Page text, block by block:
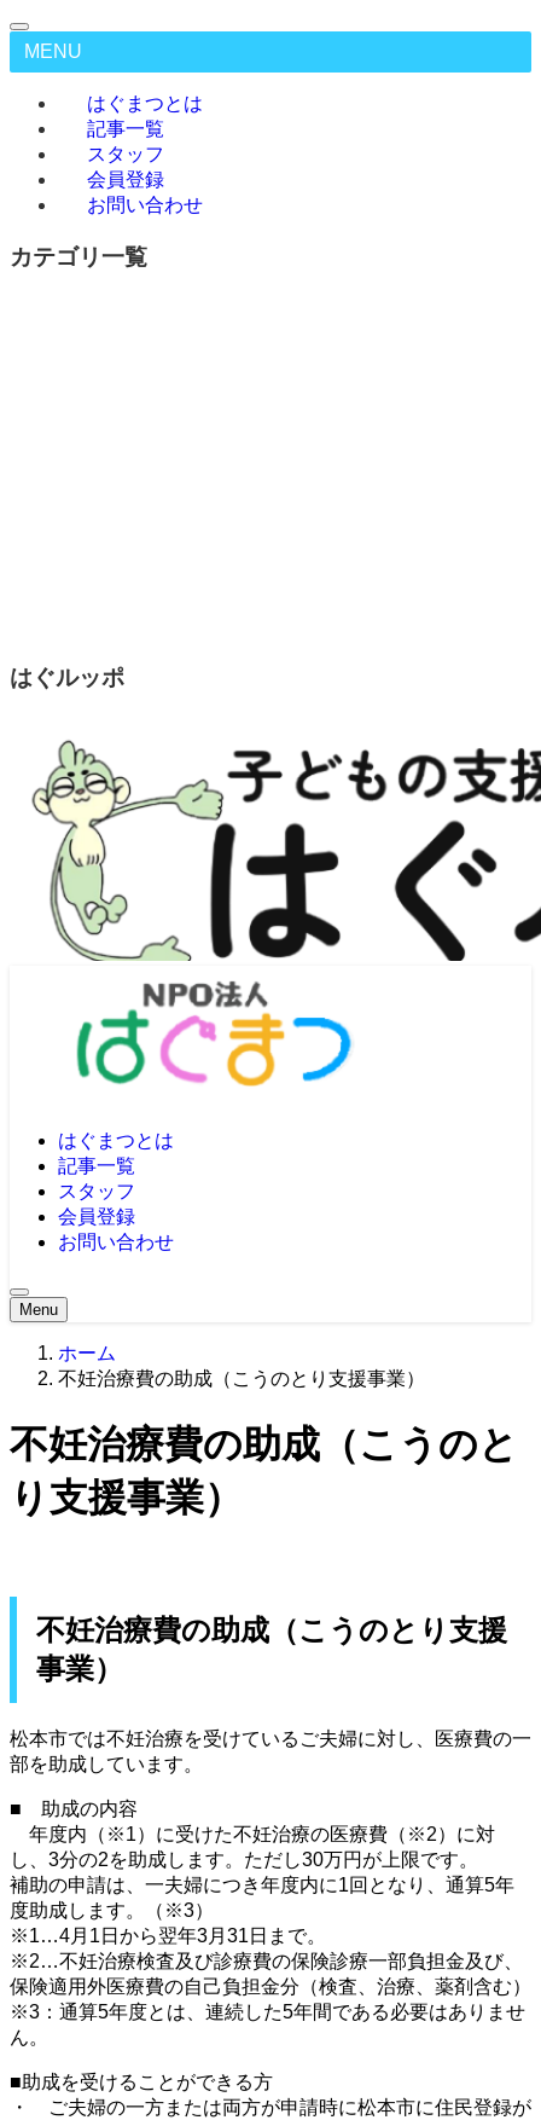
MENU
はぐまつとは
記事一覧
スタッフ
会員登録
お問い合わせ
カテゴリ一覧
はぐルッポ
はぐまつとは
記事一覧
スタッフ
会員登録
お問い合わせ
Menu
ホーム
不妊治療費の助成（こうのとり支援事業）
不妊治療費の助成（こうのと
り支援事業）
不妊治療費の助成（こうのとり支援
事業）
松本市では不妊治療を受けているご夫婦に対し、医療費の一
部を助成しています。
■ 助成の内容
年度内（※1）に受けた不妊治療の医療費（※2）に対
し、3分の2を助成します。ただし30万円が上限です。
補助の申請は、一夫婦につき年度内に1回となり、通算5年
度助成します。（※3）
※1…4月1日から翌年3月31日まで。
※2…不妊治療検査及び診療費の保険診療一部負担金及び、
保険適用外医療費の自己負担金分（検査、治療、薬剤含む）
※3：通算5年度とは、連続した5年間である必要はありませ
ん。
■助成を受けることができる方
・ ご夫婦の一方または両方が申請時に松本市に住民登録が